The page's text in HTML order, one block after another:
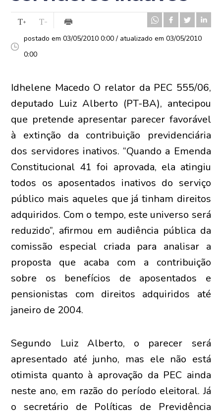
postado em 03/05/2010 0:00 / atualizado em 03/05/2010
0:00
Idhelene Macedo O relator da PEC 555/06,
deputado Luiz Alberto (PT-BA), antecipou
que pretende apresentar parecer favorável
à extinção da contribuição previdenciária
dos servidores inativos. “Quando a Emenda
Constitucional 41 foi aprovada, ela atingiu
todos os aposentados inativos do serviço
público mais aqueles que já tinham direitos
adquiridos. Com o tempo, este universo será
reduzido”, afirmou em audiência pública da
comissão especial criada para analisar a
proposta que acaba com a contribuição
sobre os benefícios de aposentados e
pensionistas com direitos adquiridos até
janeiro de 2004.
Segundo Luiz Alberto, o parecer será
apresentado até junho, mas ele não está
otimista quanto à aprovação da PEC ainda
neste ano, em razão do período eleitoral. Já
o secretário de Políticas de Previdência